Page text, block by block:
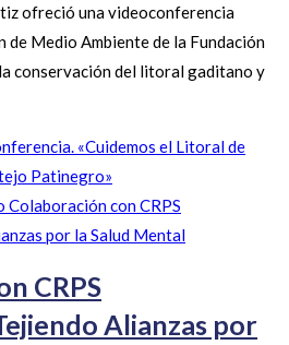
ofreció una videoconferencia
de Medio Ambiente de la Fundación
conservación del litoral gaditano y
«Cuidemos el Litoral de
Patinegro»
CRPS
Alianzas por